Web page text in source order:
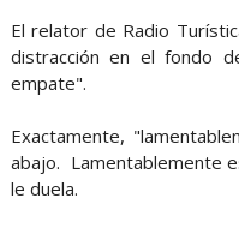
El relator de Radio
distracción en el fondo
empate".
Exactamente,
abajo. Lamentablemente
le duela.